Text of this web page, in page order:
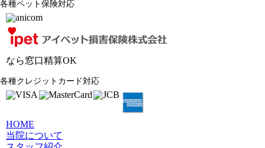
各種ペット保険対応
なら窓口精算OK
各種クレジットカード対応
HOME
当院について